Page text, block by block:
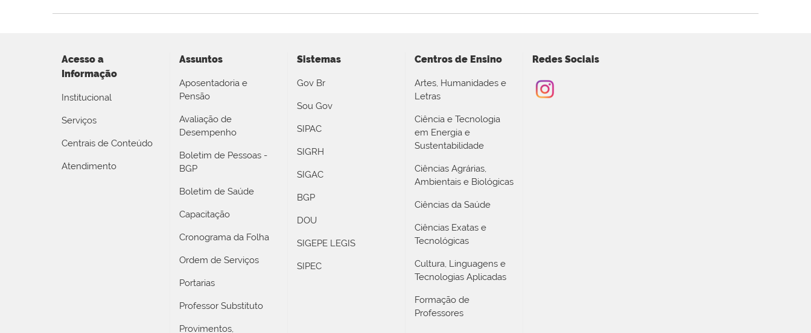
Acesso a
Informação
Institucional
Serviços
Centrais de Conteúdo
Atendimento
Assuntos
Aposentadoria e
Pensão
Avaliação de
Desempenho
Boletim de Pessoas -
BGP
Boletim de Saúde
Capacitação
Cronograma da Folha
Ordem de Serviços
Portarias
Professor Substituto
Provimentos,
Sistemas
Gov Br
Sou Gov
SIPAC
SIGRH
SIGAC
BGP
DOU
SIGEPE LEGIS
SIPEC
Centros de Ensino
Artes, Humanidades e
Letras
Ciência e Tecnologia
em Energia e
Sustentabilidade
Ciências Agrárias,
Ambientais e Biológicas
Ciências da Saúde
Ciências Exatas e
Tecnológicas
Cultura, Linguagens e
Tecnologias Aplicadas
Formação de
Professores
Redes Sociais